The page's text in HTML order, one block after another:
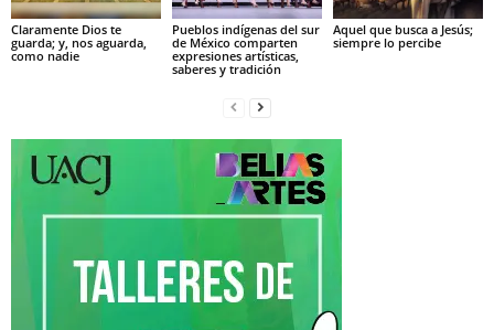
Claramente Dios te
guarda; y, nos aguarda,
como nadie
Pueblos indígenas del sur
de México comparten
expresiones artísticas,
saberes y tradición
Aquel que busca a Jesús;
siempre lo percibe